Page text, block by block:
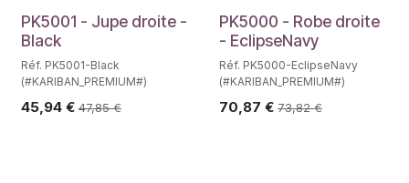
PK5001 - Jupe droite -
Black
Réf. PK5001-Black
(#KARIBAN_PREMIUM#)
45,94 € 47,85€
PK5000 - Robe droite
- EclipseNavy
Réf. PK5000-EclipseNavy
(#KARIBAN_PREMIUM#)
70,87 € 73,82€